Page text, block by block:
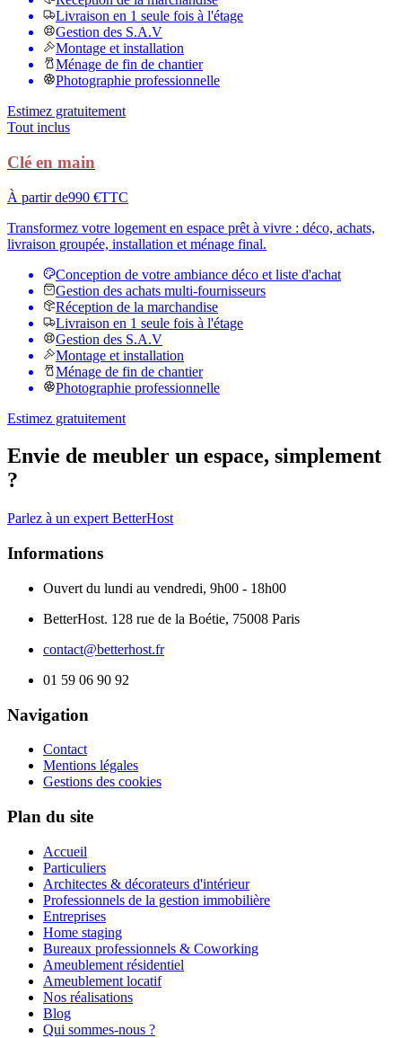
Livraison en 1 seule fois à l'étage
Gestion des S.A.V
Montage et installation
Ménage de fin de chantier
Photographie professionnelle
Estimez gratuitement
Tout inclus
Clé en main
À partir de990 €TTC
Transformez votre logement en espace prêt à vivre : déco, achats,
livraison groupée, installation et ménage final.
Conception de votre ambiance déco et liste d'achat
Gestion des achats multi-fournisseurs
Réception de la marchandise
Livraison en 1 seule fois à l'étage
Gestion des S.A.V
Montage et installation
Ménage de fin de chantier
Photographie professionnelle
Estimez gratuitement
Envie de meubler un espace, simplement
?
Parlez à un expert BetterHost
Informations
Ouvert du lundi au vendredi, 9h00 - 18h00
BetterHost. 128 rue de la Boétie, 75008 Paris
contact@betterhost.fr
01 59 06 90 92
Navigation
Contact
Mentions légales
Gestions des cookies
Plan du site
Accueil
Particuliers
Architectes & décorateurs d'intérieur
Professionnels de la gestion immobilière
Entreprises
Home staging
Bureaux professionnels & Coworking
Ameublement résidentiel
Ameublement locatif
Nos réalisations
Blog
Qui sommes-nous ?